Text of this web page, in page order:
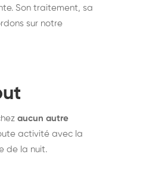
Son traitement, sa
sur notre
aucun autre
activité avec la
de la nuit.